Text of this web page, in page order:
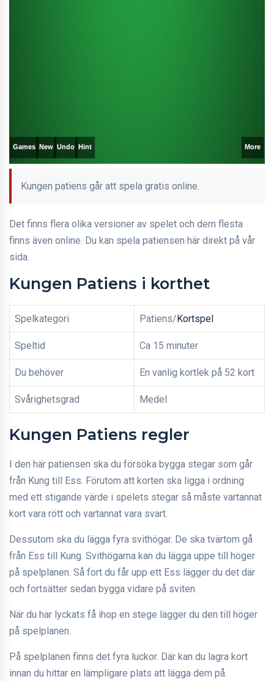
Kungen patiens går att spela gratis online.
Det finns flera olika versioner av spelet och dem flesta
finns även online. Du kan spela patiensen här direkt på vår
sida.
Kungen Patiens i korthet
Spelkategori Patiens/Kortspel
Speltid Ca 15 minuter
Du behöver En vanlig kortlek på 52 kort
Svårighetsgrad Medel
Kungen Patiens regler
I den här patiensen ska du försöka bygga stegar som går
från Kung till Ess. Förutom att korten ska ligga i ordning
med ett stigande värde i spelets stegar så måste vartannat
kort vara rött och vartannat vara svart.
Dessutom ska du lägga fyra svithögar. De ska tvärtom gå
från Ess till Kung. Svithögarna kan du lägga uppe till höger
på spelplanen. Så fort du får upp ett Ess lägger du det där
och fortsätter sedan bygga vidare på sviten.
När du har lyckats få ihop en stege lägger du den till höger
på spelplanen.
På spelplanen finns det fyra luckor. Där kan du lagra kort
innan du hittar en lämpligare plats att lägga dem på.